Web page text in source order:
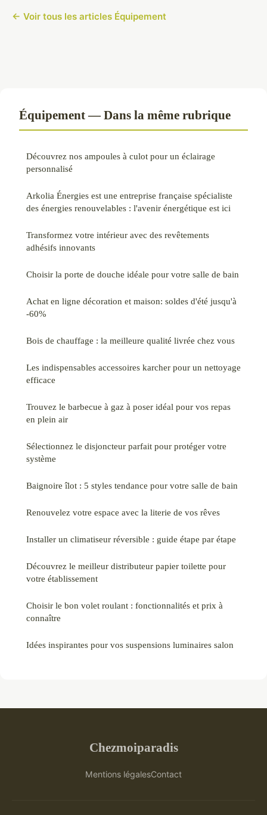
← Voir tous les articles Équipement
Équipement — Dans la même rubrique
Découvrez nos ampoules à culot pour un éclairage
personnalisé
Arkolia Énergies est une entreprise française spécialiste
des énergies renouvelables : l'avenir énergétique est ici
Transformez votre intérieur avec des revêtements
adhésifs innovants
Choisir la porte de douche idéale pour votre salle de bain
Achat en ligne décoration et maison: soldes d'été jusqu'à
-60%
Bois de chauffage : la meilleure qualité livrée chez vous
Les indispensables accessoires karcher pour un nettoyage
efficace
Trouvez le barbecue à gaz à poser idéal pour vos repas
en plein air
Sélectionnez le disjoncteur parfait pour protéger votre
système
Baignoire îlot : 5 styles tendance pour votre salle de bain
Renouvelez votre espace avec la literie de vos rêves
Installer un climatiseur réversible : guide étape par étape
Découvrez le meilleur distributeur papier toilette pour
votre établissement
Choisir le bon volet roulant : fonctionnalités et prix à
connaître
Idées inspirantes pour vos suspensions luminaires salon
Chezmoiparadis
Mentions légalesContact